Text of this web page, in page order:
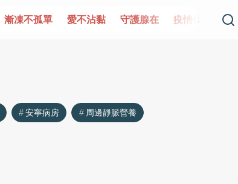
漸凍不孤單 愛不沾黏 守護腺在 疫情保衛戰
安寧病房 周邊靜脈營養